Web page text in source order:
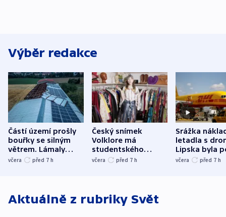
Výběr redakce
Částí území prošly
bouřky se silným
větrem. Lámaly
stromy a poničily
včera před 7 h
Český snímek
Volklore má
studentského
Oscara, zabojuje o
včera před 7 h
Srážka
letadla s
Lipska byla
německého
včera před 7 h
Aktuálně z rubriky Svět